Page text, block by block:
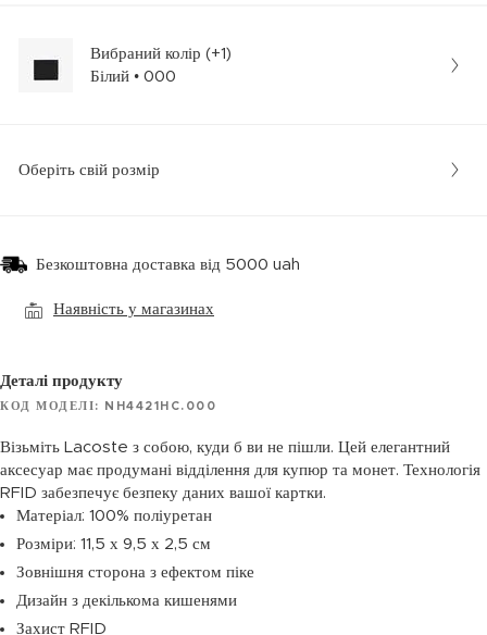
Вибраний колір (+1)
Білий • 000
Оберіть свій розмір
Безкоштовна доставка від 5000 uah
Наявність у магазинах
Деталі продукту
КОД МОДЕЛІ: NH4421HC.000
Візьміть Lacoste з собою, куди б ви не пішли. Цей елегантний
аксесуар має продумані відділення для купюр та монет. Технологія
RFID забезпечує безпеку даних вашої картки.
Матеріал: 100% поліуретан
Розміри: 11,5 х 9,5 х 2,5 см
Зовнішня сторона з ефектом піке
Дизайн з декількома кишенями
Захист RFID